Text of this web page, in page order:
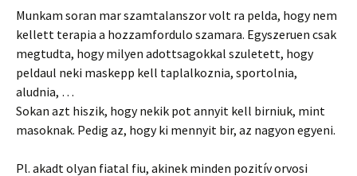
Munkam soran mar szamtalanszor volt ra pelda, hogy nem
kellett terapia a hozzamfordulo szamara. Egyszeruen csak
megtudta, hogy milyen adottsagokkal szuletett, hogy
peldaul neki maskepp kell taplalkoznia, sportolnia,
aludnia, …
Sokan azt hiszik, hogy nekik pot annyit kell birniuk, mint
masoknak. Pedig az, hogy ki mennyit bir, az nagyon egyeni.
Pl. akadt olyan fiatal fiu, akinek minden pozitív orvosi